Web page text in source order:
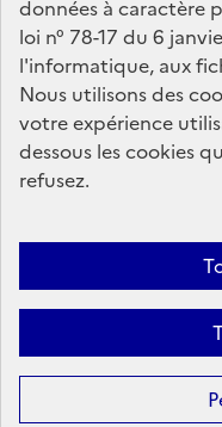
Nous
DSDEN du
Centre
436 rue Edouard
82000 Montauban
Accessibilité : non conforme
Sauf mention contraire, tous
données à caractère
loi n° 78-17 du 6
l'informatique, aux
Nous utilisons des
votre expérience
dessous les cookies
refusez.